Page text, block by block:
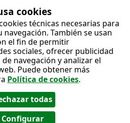
cookies
técnicas necesarias para
También se usan
el fin de permitir
sociales, ofrecer publicidad
navegación y analizar el
Puede obtener más
Política de cookies.